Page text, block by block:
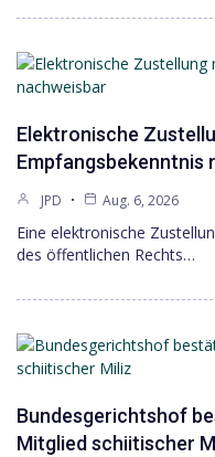
Elektronische
Empfangsbekenntnis
JPD Aug. 6, 2026
Eine elektronische
des öffentlichen Rechts…
Bundesgerichtshof
Mitglied schiitischer